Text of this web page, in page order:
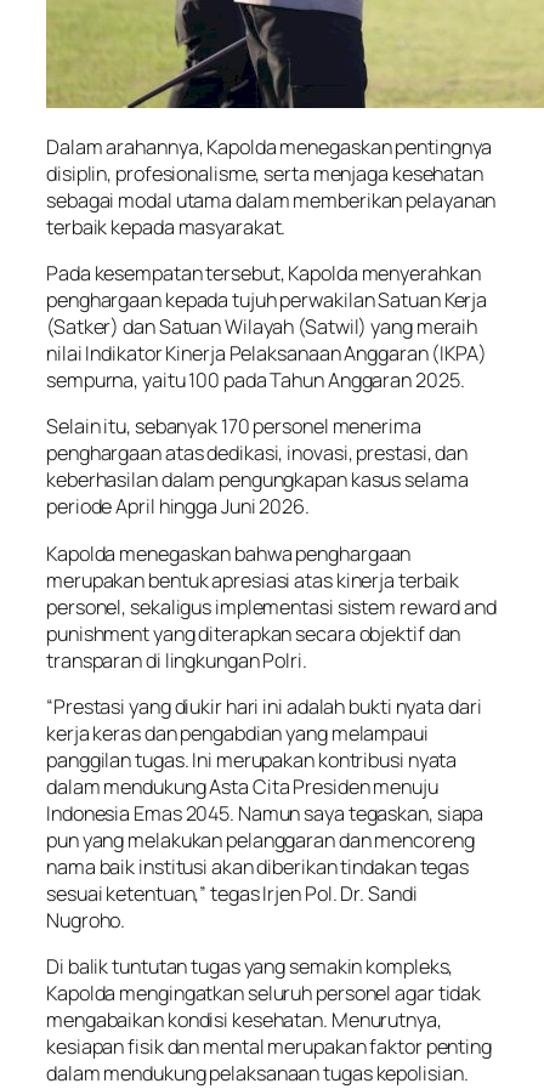
Dalam arahannya, Kapolda menegaskan pentingnya
disiplin, profesionalisme, serta menjaga kesehatan
sebagai modal utama dalam memberikan pelayanan
terbaik kepada masyarakat.
Pada kesempatan tersebut, Kapolda menyerahkan
penghargaan kepada tujuh perwakilan Satuan Kerja
(Satker) dan Satuan Wilayah (Satwil) yang meraih
nilai Indikator Kinerja Pelaksanaan Anggaran (IKPA)
sempurna, yaitu 100 pada Tahun Anggaran 2025.
Selain itu, sebanyak 170 personel menerima
penghargaan atas dedikasi, inovasi, prestasi, dan
keberhasilan dalam pengungkapan kasus selama
periode April hingga Juni 2026.
Kapolda menegaskan bahwa penghargaan
merupakan bentuk apresiasi atas kinerja terbaik
personel, sekaligus implementasi sistem reward and
punishment yang diterapkan secara objektif dan
transparan di lingkungan Polri.
“Prestasi yang diukir hari ini adalah bukti nyata dari
kerja keras dan pengabdian yang melampaui
panggilan tugas. Ini merupakan kontribusi nyata
dalam mendukung Asta Cita Presiden menuju
Indonesia Emas 2045. Namun saya tegaskan, siapa
pun yang melakukan pelanggaran dan mencoreng
nama baik institusi akan diberikan tindakan tegas
sesuai ketentuan,” tegas Irjen Pol. Dr. Sandi
Nugroho.
Di balik tuntutan tugas yang semakin kompleks,
Kapolda mengingatkan seluruh personel agar tidak
mengabaikan kondisi kesehatan. Menurutnya,
kesiapan fisik dan mental merupakan faktor penting
dalam mendukung pelaksanaan tugas kepolisian.